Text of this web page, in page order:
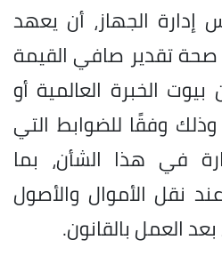
إدارة الجهاز، أن يعهد
صحة تقدير صافي القيمة
الخبرة العالمية أو
وذلك وفقًا للضوابط التي
في هذا الشأن، بما
نقل الأموال والأصول
العمل بالقانون.